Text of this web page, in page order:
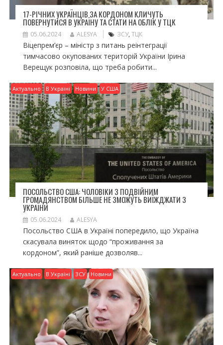
17-РІЧНИХ УКРАЇНЦІВ ЗА КОРДОНОМ КЛИЧУТЬ
ПОВЕРНУТИСЯ В УКРАЇНУ ТА СТАТИ НА ОБЛІК У ТЦК
05.06.2024 ALESYA ЗСУ, ТЦК
Віцепрем’єр – міністр з питань реінтеграції
тимчасово окупованих територій України Ірина
Верещук розповіла, що треба робити...
Актуально В Україні Новини У США
ПОСОЛЬСТВО США: ЧОЛОВІКИ З ПОДВІЙНИМ
ГРОМАДЯНСТВОМ БІЛЬШЕ НЕ ЗМОЖУТЬ ВИЇЖДЖАТИ З
УКРАЇНИ
05.06.2024 ALESYA
Посольство США в Україні попередило, що Україна
скасувала виняток щодо “проживання за
кордоном”, який раніше дозволяв...
Актуально В Україні ЗСУ Новини